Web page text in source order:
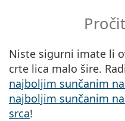
Niste sigurni imate li
crte lica malo šire.
najboljim sunčanim
najboljim sunčanim
srca!